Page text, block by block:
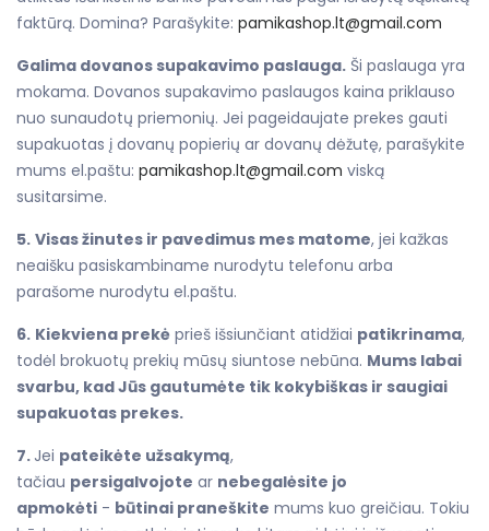
faktūrą. Domina? Parašykite: pamikashop.lt@gmail.com
Galima dovanos supakavimo paslauga. Ši paslauga yra
mokama. Dovanos supakavimo paslaugos kaina priklauso
nuo sunaudotų priemonių. Jei pageidaujate prekes gauti
supakuotas į dovanų popierių ar dovanų dėžutę, parašykite
mums el.paštu: pamikashop.lt@gmail.com viską
susitarsime.
5. Visas žinutes ir pavedimus mes matome, jei kažkas
neaišku pasiskambiname nurodytu telefonu arba
parašome nurodytu el.paštu.
6. Kiekviena prekė prieš išsiunčiant atidžiai patikrinama,
todėl brokuotų prekių mūsų siuntose nebūna. Mums labai
svarbu, kad Jūs gautumėte tik kokybiškas ir saugiai
supakuotas prekes.
7. Jei pateikėte užsakymą,
tačiau persigalvojote ar nebegalėsite jo
apmokėti - būtinai praneškite mums kuo greičiau. Tokiu